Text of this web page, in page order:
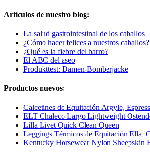
Artículos de nuestro blog:
La salud gastrointestinal de los caballos
¿Cómo hacer felices a nuestros caballos?
¿Qué es la fiebre del barro?
El ABC del aseo
Produkttest: Damen-Bomberjacke
Productos nuevos:
Calcetines de Equitación Argyle,
ELT Chaleco Largo Lightweight
Lilla Livet Quick Clean Queen
Leggings Térmicos de Equitación Ella,
Kentucky Horsewear Nylon Sheepskin